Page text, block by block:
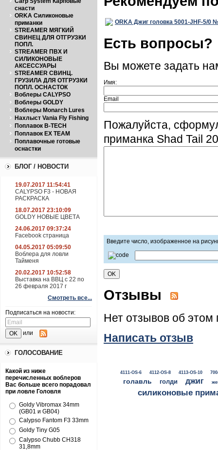
снасти
ORKA Силиконовые
приманки
STREAMER МЯГКИЙ
СВИНЕЦ ДЛЯ ОТГРУЗКИ
ПОПЛ.
STREAMER ПВХ И
СИЛИКОНОВЫЕ
АКСЕССУАРЫ
STREAMER СВИНЦ.
ГРУЗИЛА ДЛЯ ОТГРУЗКИ
ПОПЛ. ОСНАСТОК
Воблеры CALYPSO
Воблеры GOLDY
Воблеры Monarch Lures
Нахлыст Vania Fly Fishing
Поплавок B-TECH
Поплавок EX TEAM
Поплавочные готовые
оснастки
БЛОГ / НОВОСТИ
19.07.2017 11:54:41
CALYPSO F3 - НОВАЯ
РАСКРАСКА
18.07.2017 23:10:09
GOLDY НОВЫЕ ЦВЕТА
24.06.2017 09:37:24
Facebook страница
04.05.2017 05:09:50
Воблера для ловли
Тайменя
20.02.2017 10:52:58
Выставка на ВВЦ с 22 по
26 февраля 2017 г
Смотреть все...
Подписаться на новости:
или
ГОЛОСОВАНИЕ
Какой из ниже
перечисленных воблеров
Вас больше всего порадовал
при ловле Головля
Goldy Vibromax 34mm
(GB01 и GB04)
Calypso Fantom F3 33mm
Goldy Tiny G05
Calypso Chubb CH318
31,8mm
ORKA Джиг головка 5001-JHF-5/0
Есть вопросы?
Вы можете задать
Имя:
Email
Пожалуйста,
приманка Shad Tail
Введите число, изображенное на
Отзывы
Нет отзывов об этом
Написать отзыв
4111-OS-6 4112-OS-8 4113-OS-10
голавль голди джиг
силиконовые